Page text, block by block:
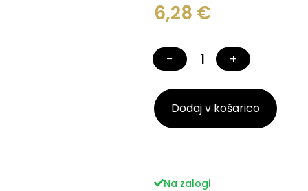
6,28 €
− +
Dodaj v košarico
Na zalogi